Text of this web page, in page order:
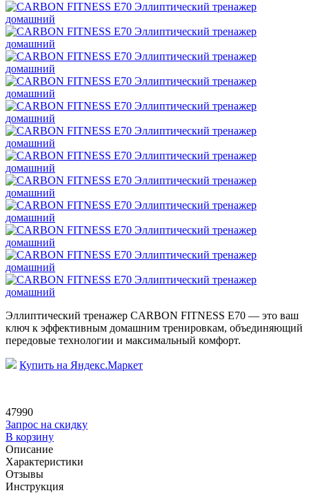
Эллиптический тренажер CARBON FITNESS E70 — это ваш
ключ к эффективным домашним тренировкам, объединяющий
передовые технологии и максимальный комфорт.
Купить на Яндекс.Маркет
47990
Запрос на скидку
В корзину
Описание
Характеристики
Отзывы
Инструкция